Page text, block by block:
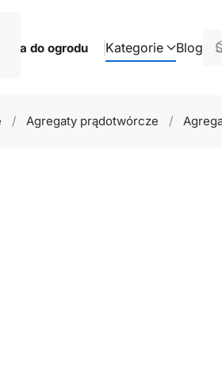
do ogrodu Kategorie Blog
Agregaty prądotwórcze